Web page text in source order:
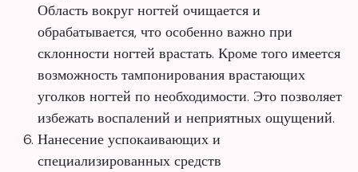
Область вокруг ногтей очищается и
обрабатывается, что особенно важно при
склонности ногтей врастать. Кроме того имеется
возможность тампонирования врастающих
уголков ногтей по необходимости. Это позволяет
избежать воспалений и неприятных ощущений.
Нанесение успокаивающих и
специализированных средств